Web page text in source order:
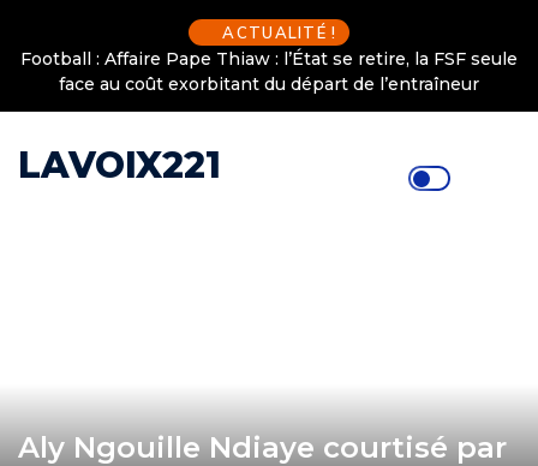
ACTUALITÉ !
Football : Affaire Pape Thiaw : l’État se retire, la FSF seule
face au coût exorbitant du départ de l’entraîneur
LAVOIX221
Aly Ngouille Ndiaye courtisé par